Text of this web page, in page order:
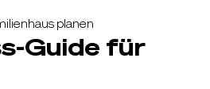
planen
Guide für